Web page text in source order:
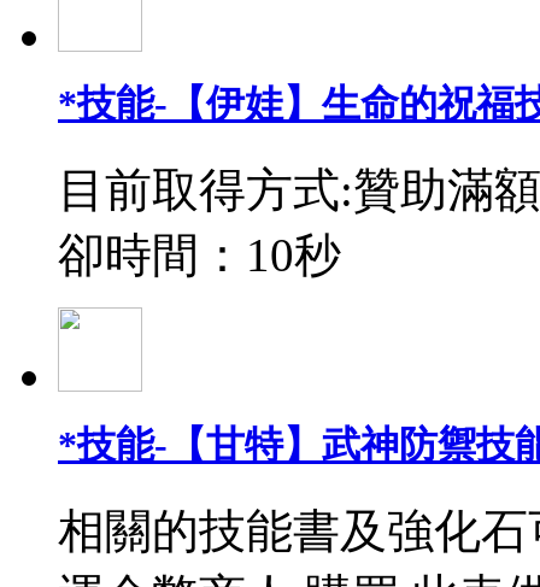
*技能-【伊娃】生命的祝福
目前取得方式:贊助滿
卻時間：10秒
*技能-【甘特】武神防禦技
相關的技能書及強化